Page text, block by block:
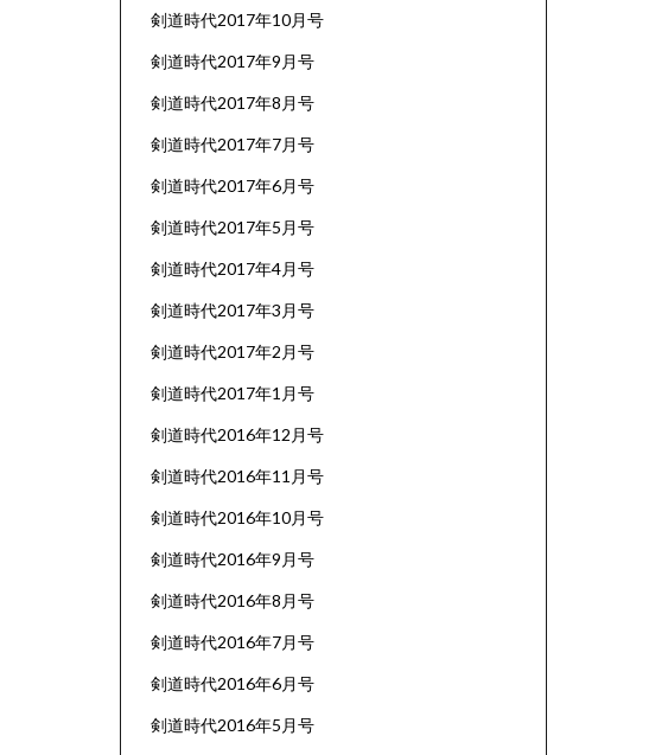
剣道時代2017年10月号
剣道時代2017年9月号
剣道時代2017年8月号
剣道時代2017年7月号
剣道時代2017年6月号
剣道時代2017年5月号
剣道時代2017年4月号
剣道時代2017年3月号
剣道時代2017年2月号
剣道時代2017年1月号
剣道時代2016年12月号
剣道時代2016年11月号
剣道時代2016年10月号
剣道時代2016年9月号
剣道時代2016年8月号
剣道時代2016年7月号
剣道時代2016年6月号
剣道時代2016年5月号